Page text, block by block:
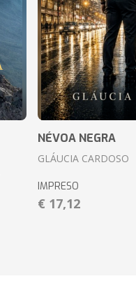
NÉVOA NEGRA
GLÁUCIA CARDOSO
IMPRESO
€ 17,12